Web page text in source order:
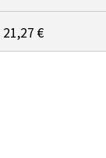
21,27 €